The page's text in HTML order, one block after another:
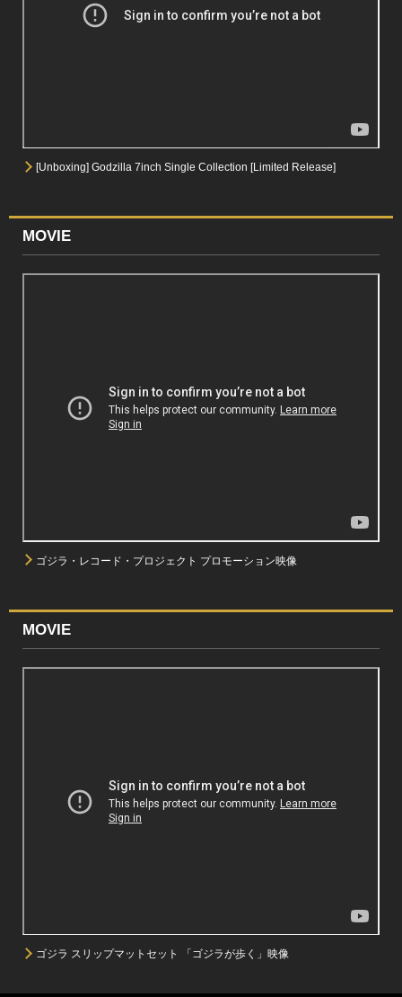
[Unboxing] Godzilla 7inch Single Collection [Limited Release]
MOVIE
ゴジラ・レコード・プロジェクト プロモーション映像
MOVIE
ゴジラ スリップマットセット 「ゴジラが歩く」映像